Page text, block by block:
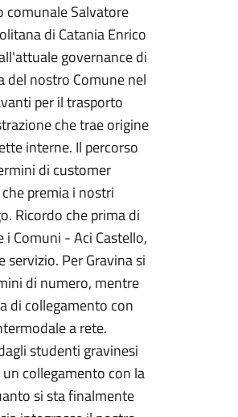
comunale Salvatore
di Catania Enrico
governance di
del nostro Comune nel
per il trasporto
che trae origine
interne. Il percorso
di customer
premia i nostri
Ricordo che prima di
Comuni - Aci Castello,
Per Gravina si
di numero, mentre
di collegamento con
a rete.
studenti gravinesi
collegamento con la
si sta finalmente